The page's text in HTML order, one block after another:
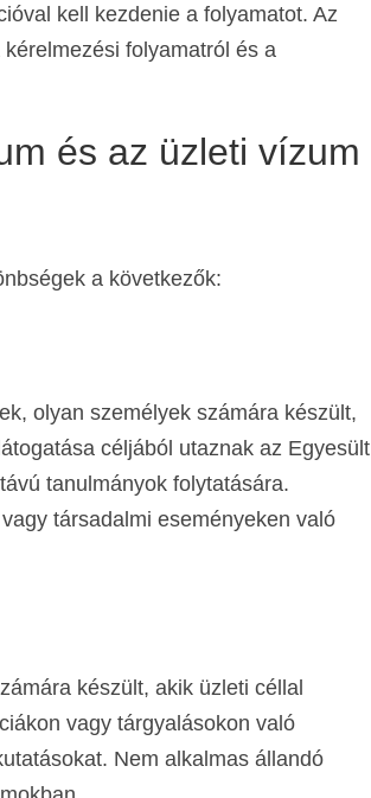
kell kezdenie a folyamatot. Az
folyamatról és a
és az üzleti vízum
a következők:
olyan személyek számára készült,
céljából utaznak az Egyesült
tanulmányok folytatására.
társadalmi eseményeken való
készült, akik üzleti céllal
vagy tárgyalásokon való
Nem alkalmas állandó